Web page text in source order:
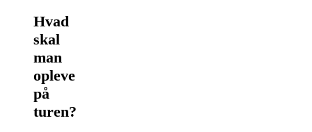
Hvad
skal
man
opleve
på
turen?